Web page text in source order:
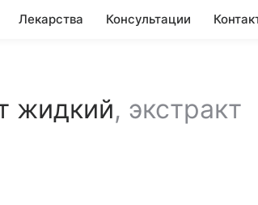
Лекарства Консультации
жидкий, экстракт